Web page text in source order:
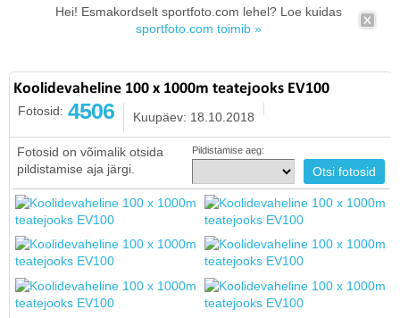
Hei! Esmakordselt sportfoto.com lehel? Loe kuidas
sportfoto.com toimib »
Koolidevaheline 100 x 1000m teatejooks EV100
Fotosid: 4506 Kuupäev: 18.10.2018
Fotosid on võimalik otsida
pildistamise aja järgi.
Pildistamise aeg: